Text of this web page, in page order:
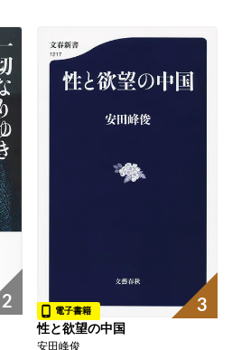
2 3
電子書籍
性と欲望の中国
安田峰俊